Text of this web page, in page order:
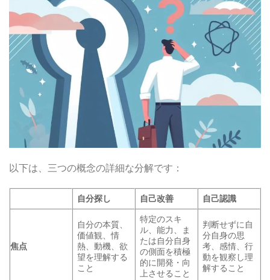
以下は、三つの概念の詳細な分解です：
自分探し 自己改善 自己認識
焦点
自分の本質、
価値観、情
熱、動機、欲
望を理解する
こと
特定のスキ
ル、能力、ま
たは自分自身
の側面を積極
的に開発・向
上させること
判断せずに自
分自身の思
考、感情、行
動を観察し理
解すること